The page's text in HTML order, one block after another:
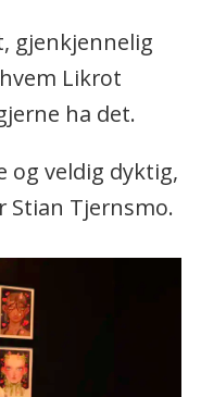
gjenkjennelig
Likrot
ha det.
og veldig dyktig,
Stian Tjernsmo.